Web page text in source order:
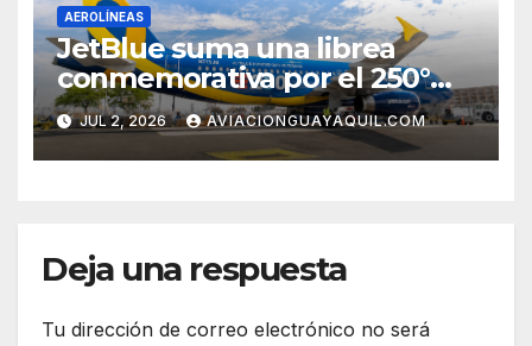
AEROLÍNEAS
JetBlue suma una librea
conmemorativa por el 250°
aniversario de Estados Unidos
JUL 2, 2026 AVIACIONGUAYAQUIL.COM
Deja una respuesta
Tu dirección de correo electrónico no será